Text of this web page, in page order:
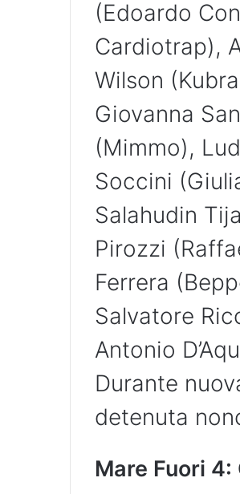
(Edoardo
Cardiotrap),
Wilson
Giovanna
(Mimmo),
Soccini
Salahudin
Pirozzi
Ferrera
Salvatore
Antonio
Durante
detenuta
Mare Fuori